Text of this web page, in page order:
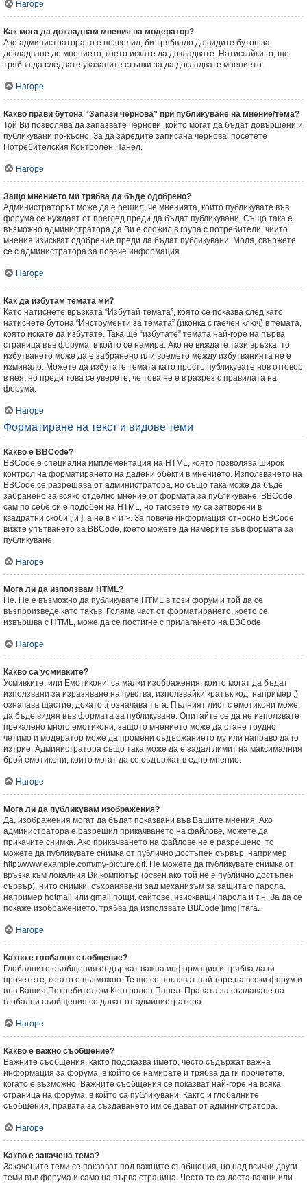
Нагоре
Как мога да докладвам мнения на модератор?
Ако администратора го е позволил, би трябвало да видите бутон за
докладване до мнението, което искате да докладвате. Натискайки го, ще
трябва да следвате указаните стъпки за да докладвате мнението.
Нагоре
Какво прави бутона “Запази чернова” при публикуване на мнение/тема?
Той Ви позволява да запазвате чернови, който могат да бъдат довършени и
публикувани по-късно. За да заредите записана чернова, посетете
Потребителския Контролен Панел.
Нагоре
Защо мнението ми трябва да бъде одобрено?
Администраторът може да е решил, че мненията, които публикувате във
форума се нуждаят от преглед преди да бъдат публикувани. Също така е
възможно администратора да Ви е сложил в група с потребители, чиито
мнения изискват одобрение преди да бъдат публикувани. Моля, свържете
се с администратора за повече информация.
Нагоре
Как да избутам темата ми?
Като натиснете връзката “Избутай темата”, която се показва след като
натиснете бутона “Инструменти за темата” (иконка с гаечен ключ) в темата,
която искате да избутате. Така ще “избутате” темата най-горе на първа
страница във форума, в който се намира. Ако не виждате тази връзка, то
избутването може да е забранено или времето между избутванията не е
изминало. Можете да избутате темата като просто публикувате нов отговор
в нея, но преди това се уверете, че това не е в разрез с правилата на
форума.
Нагоре
Форматиране на текст и видове теми
Какво е BBCode?
BBCode е специална имплементация на HTML, която позволява широк
контрол на форматирането на дадени обекти в мнението. Използването на
BBCode се разрешава от администратора, но също така може да бъде
забранено за всяко отделно мнение от формата за публикуване. BBCode
сам по себе си е подобен на HTML, но таговете му са затворени в
квадратни скоби [ и ], а не в < и >. За повече информация относно BBCode
вижте упътването за BBCode, което можете да намерите във формата за
публикуване.
Нагоре
Мога ли да използвам HTML?
Не. Не е възможно да публикувате HTML в този форум и той да се
възпроизведе като такъв. Голяма част от форматирането, което се
извършва с HTML, може да се постигне с прилагането на BBCode.
Нагоре
Какво са усмивките?
Усмивките, или Емотикони, са малки изображения, които могат да бъдат
използвани за изразяване на чувства, използвайки кратък код, например :)
означава щастие, докато :( означава тъга. Пълният лист с емотикони може
да бъде видян във формата за публикуване. Опитайте се да не използвате
прекалено много емотикони, защото мнението може да стане трудно
четимо и модератор може да промени съдържанието му или направо да го
изтрие. Администратора също така може да е задал лимит на максималния
брой емотикони, които могат да се съдържат в едно мнение.
Нагоре
Мога ли да публикувам изображения?
Да, изображения могат да бъдат показвани във Вашите мнения. Ако
администратора е разрешил прикачването на файлове, можете да
прикачите снимка. Ако прикачването на файлове не е разрешено, то
можете да публикувате снимка от публично достъпен сървър, например
http://www.example.com/my-picture.gif. Не можете да публикувате снимка от
връзка към локалния Ви компютър (освен ако той не е публично достъпен
сървър), нито снимки, съхранявани зад механизъм за защита с парола,
например hotmail или gmail пощи, сайтове, изискващи парола и т.н. За да се
покаже изображението, трябва да използвате BBCode [img] тага.
Нагоре
Какво е глобално съобщение?
Глобалните съобщения съдържат важна информация и трябва да ги
прочетете, когато е възможно. Те ще се показват най-горе на всеки форум и
във Вашия Потребителски Контролен Панел. Правата за създаване на
глобални съобщения се дават от администратора.
Нагоре
Какво е важно съобщение?
Важните съобщения, както подсказва името, често съдържат важна
информация за форума, в който се намирате и трябва да ги прочетете,
когато е възможно. Важните съобщения се показват най-горе на всяка
страница на форума, в който са публикувани. Както и глобалните
съобщения, правата за създаването им се дават от администратора.
Нагоре
Какво е закачена тема?
Закачените теми се показват под важните съобщения, но над всички други
теми във форума и само на първа страница. Често те са доста важни или